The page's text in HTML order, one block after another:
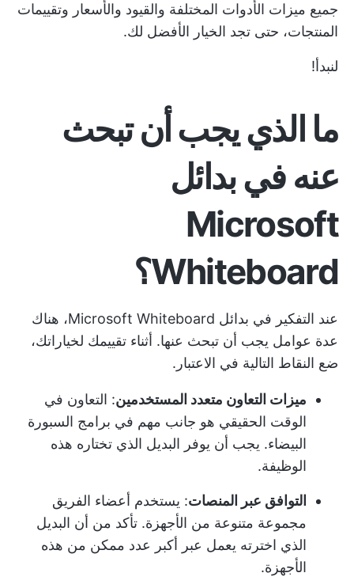
جميع ميزات الأدوات المختلفة والقيود والأسعار وتقييمات
المنتجات، حتى تجد الخيار الأفضل لك.
لنبدأ!
ما الذي يجب أن تبحث
عنه في بدائل
Microsoft
Whiteboard؟
عند التفكير في بدائل Microsoft Whiteboard، هناك
عدة عوامل يجب أن تبحث عنها. أثناء تقييمك لخياراتك،
ضع النقاط التالية في الاعتبار.
ميزات التعاون متعدد المستخدمين: التعاون في
الوقت الحقيقي هو جانب مهم في برامج السبورة
البيضاء. يجب أن يوفر البديل الذي تختاره هذه
الوظيفة.
التوافق عبر المنصات: يستخدم أعضاء الفريق
مجموعة متنوعة من الأجهزة. تأكد من أن البديل
الذي اخترته يعمل عبر أكبر عدد ممكن من هذه
الأجهزة.